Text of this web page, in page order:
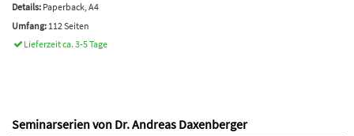
Details: Paperback, A4
Umfang: 112 Seiten
Lieferzeit ca. 3-5 Tage
Seminarserien von Dr. Andreas Daxenberger